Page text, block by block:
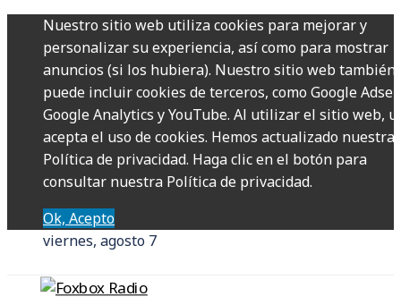
Nuestro sitio web utiliza cookies para mejorar y
personalizar su experiencia, así como para mostrar
anuncios (si los hubiera). Nuestro sitio web también
puede incluir cookies de terceros, como Google
Google Analytics y YouTube. Al utilizar el sitio web,
acepta el uso de cookies. Hemos actualizado nuestra
Política de privacidad. Haga clic en el botón para
consultar nuestra Política de privacidad.
Ok, Acepto
viernes, agosto 7